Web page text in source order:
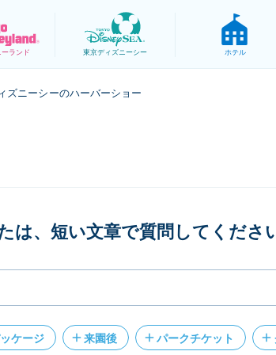
ランド 東京ディズニーシー ホテル
ズニーシーのハーバーショー
は、短い文章で質問してくださ
ケージ 来園後 パークチケット